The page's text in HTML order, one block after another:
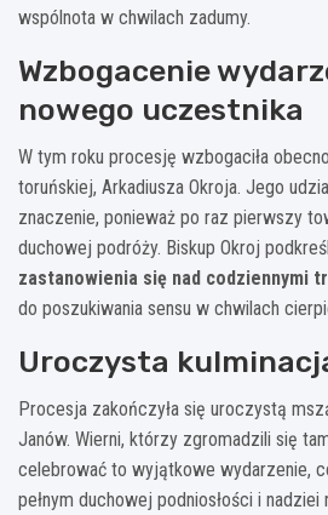
wspólnota w chwilach zadumy.
Wzbogacenie
nowego uczestnika
W tym roku procesję wzbogaciła
toruńskiej, Arkadiusza Okroja. Jego
znaczenie, ponieważ po raz pierwszy
duchowej podróży. Biskup Okroj
zastanowienia się nad codziennymi
do poszukiwania sensu w chwilach
Uroczysta
Procesja zakończyła się uroczystą
Janów. Wierni, którzy zgromadzili się
celebrować to wyjątkowe wydarzenie,
pełnym duchowej podniosłości i nadziei